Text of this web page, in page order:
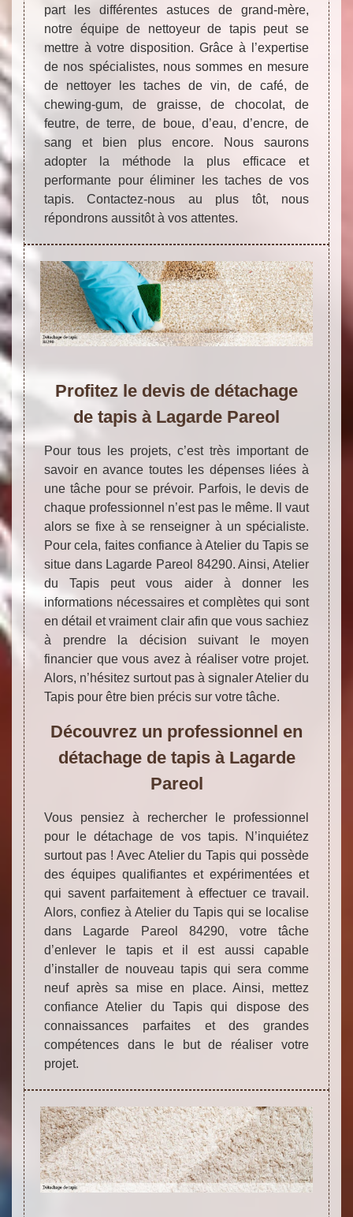
part les différentes astuces de grand-mère,
notre équipe de nettoyeur de tapis peut se
mettre à votre disposition. Grâce à l’expertise
de nos spécialistes, nous sommes en mesure
de nettoyer les taches de vin, de café, de
chewing-gum, de graisse, de chocolat, de
feutre, de terre, de boue, d’eau, d’encre, de
sang et bien plus encore. Nous saurons
adopter la méthode la plus efficace et
performante pour éliminer les taches de vos
tapis. Contactez-nous au plus tôt, nous
répondrons aussitôt à vos attentes.
Profitez le devis de détachage
de tapis à Lagarde Pareol
Pour tous les projets, c’est très important de
savoir en avance toutes les dépenses liées à
une tâche pour se prévoir. Parfois, le devis de
chaque professionnel n’est pas le même. Il vaut
alors se fixe à se renseigner à un spécialiste.
Pour cela, faites confiance à Atelier du Tapis se
situe dans Lagarde Pareol 84290. Ainsi, Atelier
du Tapis peut vous aider à donner les
informations nécessaires et complètes qui sont
en détail et vraiment clair afin que vous sachiez
à prendre la décision suivant le moyen
financier que vous avez à réaliser votre projet.
Alors, n’hésitez surtout pas à signaler Atelier du
Tapis pour être bien précis sur votre tâche.
Découvrez un professionnel en
détachage de tapis à Lagarde
Pareol
Vous pensiez à rechercher le professionnel
pour le détachage de vos tapis. N’inquiétez
surtout pas ! Avec Atelier du Tapis qui possède
des équipes qualifiantes et expérimentées et
qui savent parfaitement à effectuer ce travail.
Alors, confiez à Atelier du Tapis qui se localise
dans Lagarde Pareol 84290, votre tâche
d’enlever le tapis et il est aussi capable
d’installer de nouveau tapis qui sera comme
neuf après sa mise en place. Ainsi, mettez
confiance Atelier du Tapis qui dispose des
connaissances parfaites et des grandes
compétences dans le but de réaliser votre
projet.